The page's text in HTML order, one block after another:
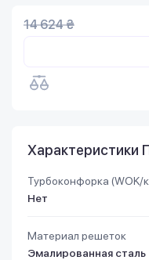
14 624 ₴
Характеристики
Турбоконфорка (WOK/
Нет
Материал решеток
Эмалированная сталь